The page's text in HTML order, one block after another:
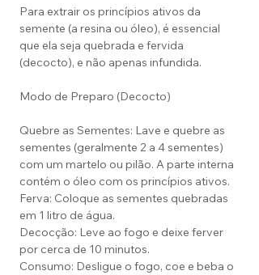
Para extrair os princípios ativos da
semente (a resina ou óleo), é essencial
que ela seja quebrada e fervida
(decocto), e não apenas infundida.
Modo de Preparo (Decocto)
Quebre as Sementes: Lave e quebre as
sementes (geralmente 2 a 4 sementes)
com um martelo ou pilão. A parte interna
contém o óleo com os princípios ativos.
Ferva: Coloque as sementes quebradas
em 1 litro de água.
Decocção: Leve ao fogo e deixe ferver
por cerca de 10 minutos.
Consumo: Desligue o fogo, coe e beba o